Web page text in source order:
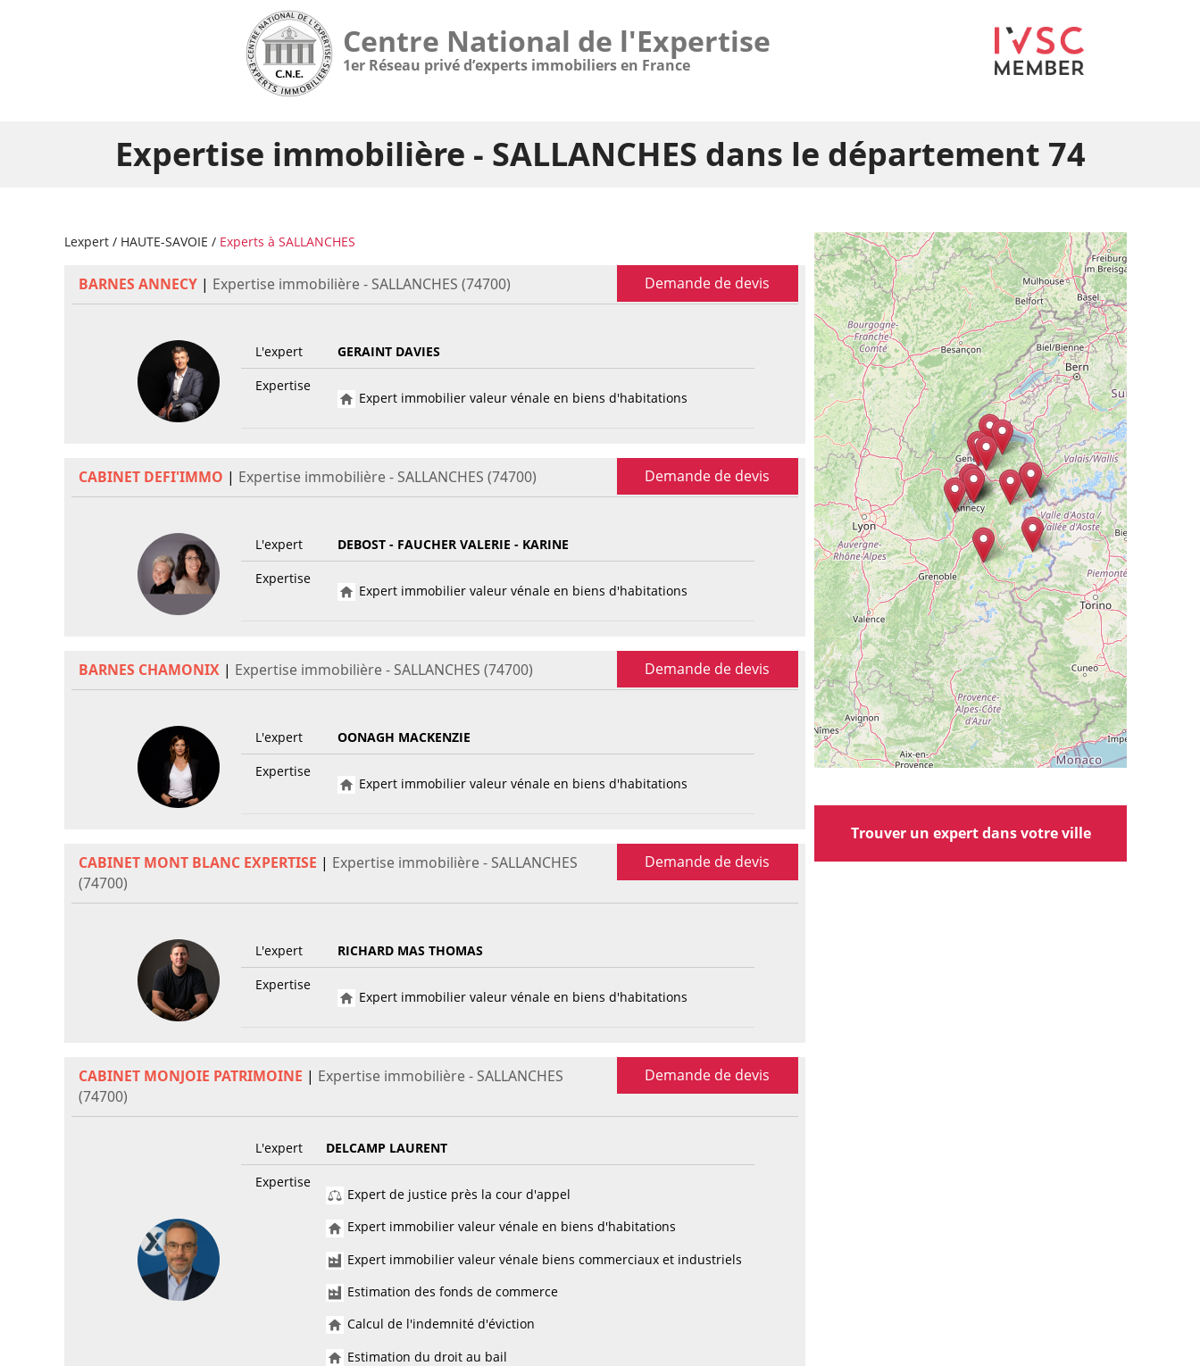
Centre National de l'Expertise
1er Réseau privé d’experts immobiliers en France
Expertise immobilière - SALLANCHES dans le département 74
Lexpert / HAUTE-SAVOIE / Experts à SALLANCHES
BARNES ANNECY | Expertise immobilière - SALLANCHES (74700) Demande de devis
L'expert
GERAINT DAVIES
Expertise
Expert immobilier valeur vénale en biens d'habitations
CABINET DEFI'IMMO | Expertise immobilière - SALLANCHES (74700) Demande de devis
L'expert
DEBOST - FAUCHER VALERIE - KARINE
Expertise
Expert immobilier valeur vénale en biens d'habitations
BARNES CHAMONIX | Expertise immobilière - SALLANCHES (74700) Demande de devis
L'expert
OONAGH MACKENZIE
Expertise
Expert immobilier valeur vénale en biens d'habitations
CABINET MONT BLANC EXPERTISE | Expertise immobilière - SALLANCHES
(74700)
Demande de devis
L'expert
RICHARD MAS THOMAS
Expertise
Expert immobilier valeur vénale en biens d'habitations
CABINET MONJOIE PATRIMOINE | Expertise immobilière - SALLANCHES
(74700)
Demande de devis
L'expert
DELCAMP LAURENT
Expertise
Expert de justice près la cour d'appel
Expert immobilier valeur vénale en biens d'habitations
Expert immobilier valeur vénale biens commerciaux et industriels
Estimation des fonds de commerce
Calcul de l'indemnité d'éviction
Estimation du droit au bail
Trouver un expert dans votre ville